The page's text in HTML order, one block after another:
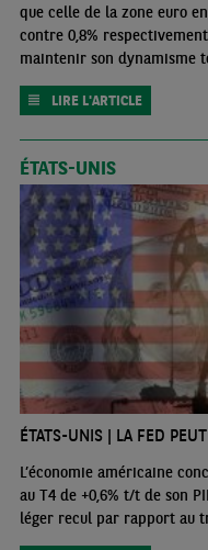
que celle de la zone euro
contre 0,8%
maintenir son dynamisme
LIRE L'ARTICLE
ÉTATS-UNIS
ÉTATS-UNIS | LA FED
L’économie américaine
au T4 de +0,6% t/t de son
léger recul par rapport au